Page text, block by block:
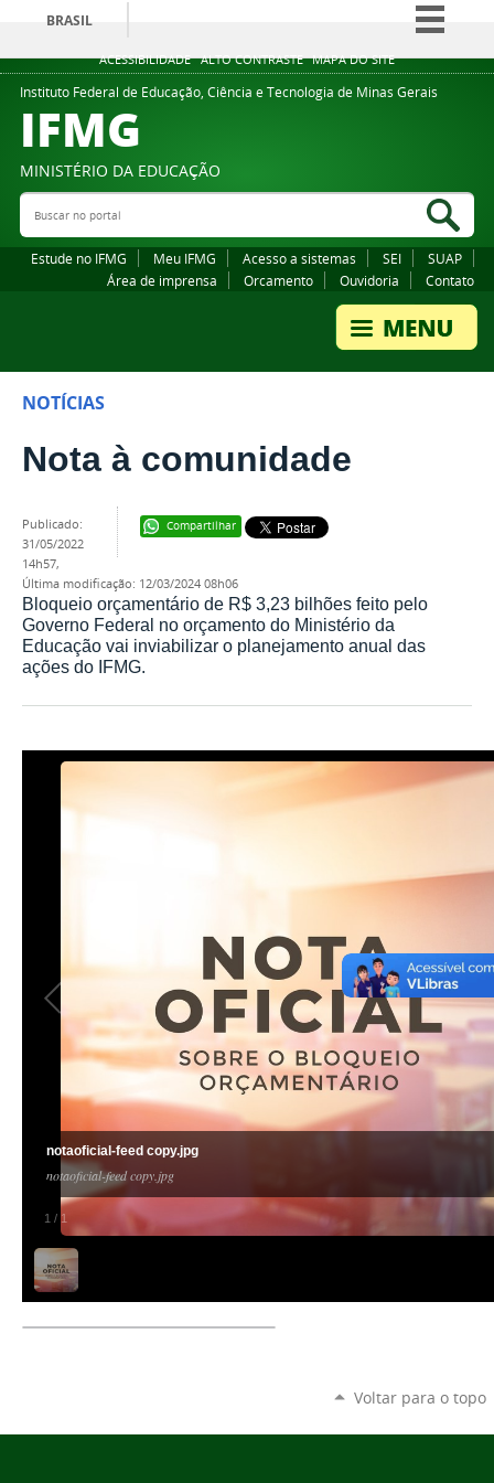
ACESSIBILIDADE ALTO CONTRASTE MAPA DO SITE
BRASIL
Simplifique!
Comunica BR
Legislação
Instituto Federal de Educação, Ciência e Tecnologia de Minas Gerais
IFMG
MINISTÉRIO DA EDUCAÇÃO
Buscar no portal
Estude no IFMG Meu IFMG Acesso a sistemas SEI
SUAP
Área de imprensa
Orcamento Ouvidoria Contato
NOTÍCIAS
Nota à comunidade
Compartilhar
publicado:
31/05/2022
14h57,
última modificação: 12/03/2024 08h06
Bloqueio orçamentário de R$ 3,23 bilhões feito pelo
Governo Federal no orçamento do Ministério da
Educação vai inviabilizar o planejamento anual das
ações do IFMG.
1 / 1
notaoficial-feed copy.jpg
notaoficial-feed copy.jpg
Voltar para o topo